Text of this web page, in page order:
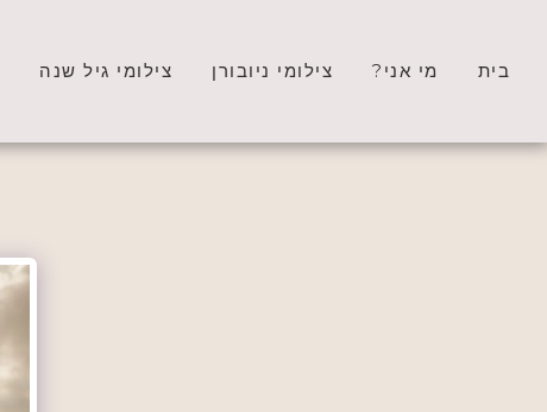
בית מי אני? צילומי ניובורן צילומי גיל שנה